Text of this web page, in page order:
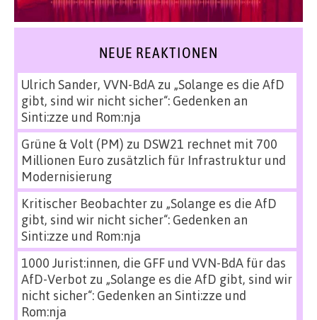
NEUE REAKTIONEN
Ulrich Sander, VVN-BdAzu „Solange es die AfD
gibt, sind wir nicht sicher“: Gedenken an
Sinti:zze und Rom:nja
Grüne & Volt (PM) zu DSW21 rechnet mit 700
Millionen Euro zusätzlich für Infrastruktur und
Modernisierung
Kritischer Beobachterzu „Solange es die AfD
gibt, sind wir nicht sicher“: Gedenken an
Sinti:zze und Rom:nja
1000 Jurist:innen, die GFF und VVN-BdA für das
AfD-Verbot zu „Solange es die AfD gibt, sind wir
nicht sicher“: Gedenken an Sinti:zze und
Rom:nja